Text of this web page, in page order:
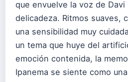
que envuelve la voz de Davi
delicadeza. Ritmos suaves,
una sensibilidad muy
un tema que huye del
emoción contenida, la
Ipanema se siente como